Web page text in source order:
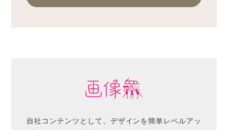
自社コンテンツとして、デザインを簡単レベルアッ